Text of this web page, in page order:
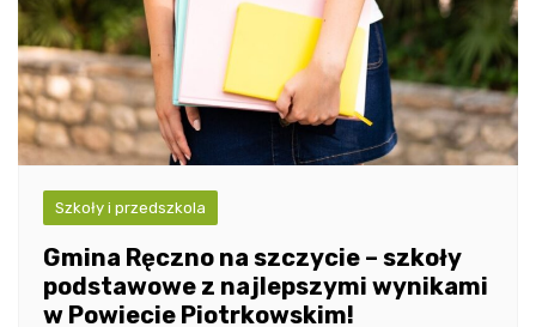
Szkoły i przedszkola
Gmina Ręczno na szczycie – szkoły
podstawowe z najlepszymi wynikami
w Powiecie Piotrkowskim!